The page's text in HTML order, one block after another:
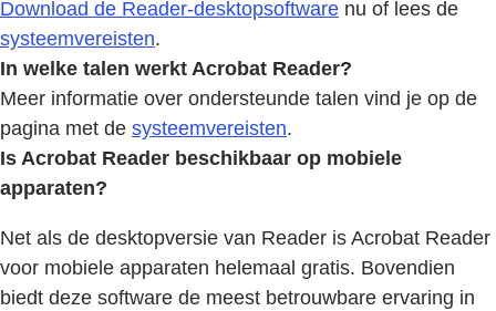
Download de Reader-desktopsoftware nu of lees de
systeemvereisten.
In welke talen werkt Acrobat Reader?
Meer informatie over ondersteunde talen vind je op de
pagina met de systeemvereisten.
Is Acrobat Reader beschikbaar op mobiele
apparaten?
Net als de desktopversie van Reader is Acrobat Reader
voor mobiele apparaten helemaal gratis. Bovendien
biedt deze software de meest betrouwbare ervaring in